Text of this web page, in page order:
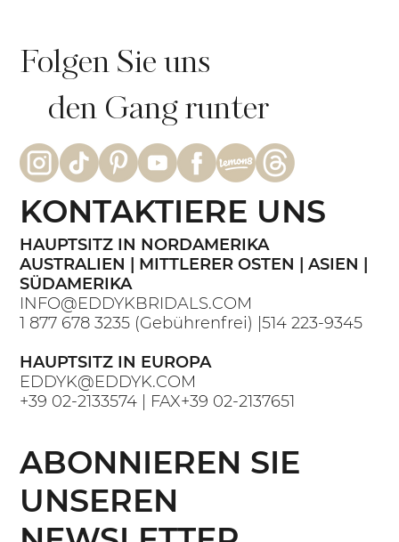
Folgen Sie uns
den Gang runter
HAUPTSITZ IN NORDAMERIKA
AUSTRALIEN | MITTLERER OSTEN | ASIEN |
SÜDAMERIKA
INFO@EDDYKBRIDALS.COM
1 877 678 3235 (Gebührenfrei) |514 223-9345
HAUPTSITZ IN EUROPA
EDDYK@EDDYK.COM
+39 02-2133574 | FAX+39 02-2137651
KONTAKTIERE UNS
ABONNIEREN SIE
UNSEREN